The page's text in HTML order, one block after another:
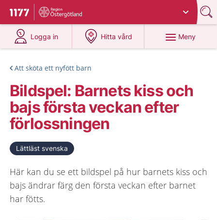
Till startsidan för 1177
Du har valt region
Logga in
på 1177.se
Hitta vård
på 1177.se
Meny
Att sköta ett nyfött barn
Bildspel: Barnets kiss och
bajs första veckan efter
förlossningen
Lättläst svenska
Här kan du se ett bildspel på hur barnets kiss och
bajs ändrar färg den första veckan efter barnet
har fötts.